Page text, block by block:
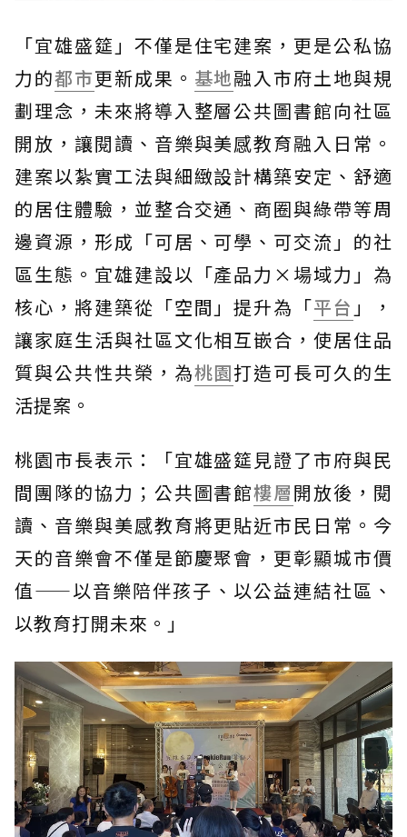
「宜雄盛筵」不僅是住宅建案，更是公私協
力的都市更新成果。 基地融入市府土地與規
劃理念，未來將導入整層公共圖書館向社區
開放，讓閱讀、音樂與美感教育融入日常。
建案以紮實工法與細緻設計構築安定、舒適
的居住體驗，並整合交通、商圈與綠帶等周
邊資源，形成「可居、可學、可交流」的社
區生態。宜雄建設以「產品力×場域力」為
核心，將建築從「空間」提升為「平台 」，
讓家庭生活與社區文化相互嵌合，使居住品
質與公共性共榮，為桃園打造可長可久的生
活提案。
桃園市長表示：「宜雄盛筵見證了市府與民
間團隊的協力；公共圖書館樓層開放後，閱
讀、音樂與美感教育將更貼近市民日常。今
天的音樂會不僅是節慶聚會，更彰顯城市價
值——以音樂陪伴孩子、以公益連結社區、
以教育打開未來。」